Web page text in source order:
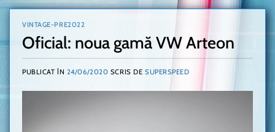
VINTAGE-PRE2022
Oficial: noua gamă VW Arteon
PUBLICAT ÎN 24/06/2020 SCRIS DE SUPERSPEED